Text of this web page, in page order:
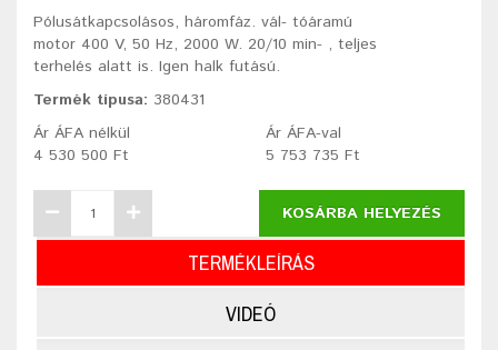
Pólusátkapcsolásos, háromfáz. vál- tóáramú
motor 400 V, 50 Hz, 2000 W. 20/10 min- , teljes
terhelés alatt is. Igen halk futású.
Termék típusa: 380431
Ár ÁFA nélkül
4 530 500 Ft
Ár ÁFA-val
5 753 735 Ft
KOSÁRBA HELYEZÉS
TERMÉKLEÍRÁS
VIDEÓ